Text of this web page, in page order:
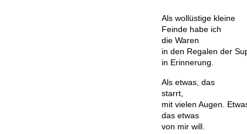
Als wollüstige kleine
Feinde habe ich
die Waren
in den Regalen der
in Erinnerung.
Als etwas, das
starrt,
mit vielen Augen.
das etwas
von mir will.